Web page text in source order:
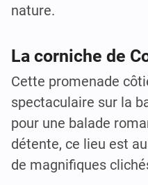
nature.
La corniche de
Cette promenade
spectaculaire sur la
pour une balade
détente, ce lieu est
de magnifiques